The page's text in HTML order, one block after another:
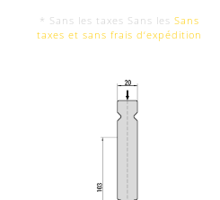
* Sans les taxes Sans les Sans
taxes et sans frais d‘expédition